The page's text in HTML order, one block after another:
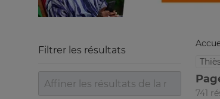
741
Filtrer les résultats